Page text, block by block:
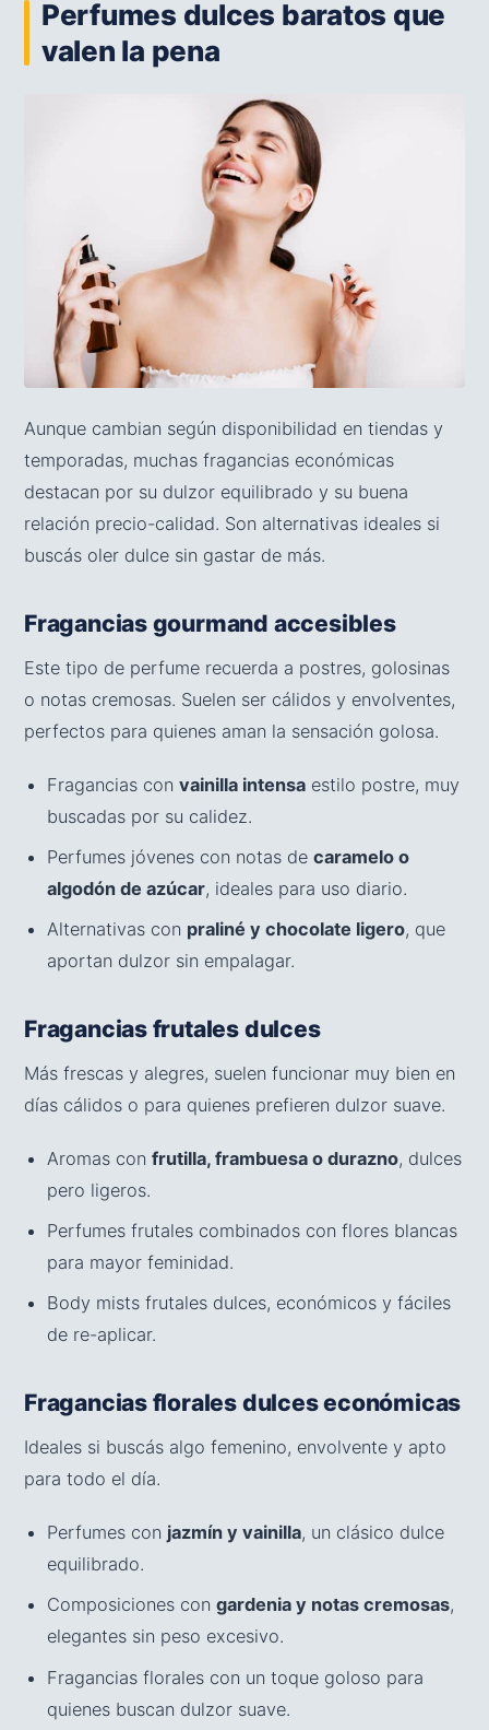
Perfumes dulces baratos que
valen la pena
Aunque cambian según disponibilidad en tiendas y
temporadas, muchas fragancias económicas
destacan por su dulzor equilibrado y su buena
relación precio-calidad. Son alternativas ideales si
buscás oler dulce sin gastar de más.
Fragancias gourmand accesibles
Este tipo de perfume recuerda a postres, golosinas
o notas cremosas. Suelen ser cálidos y envolventes,
perfectos para quienes aman la sensación golosa.
Fragancias convainilla intensa estilo postre, muy
buscadas por su calidez.
Perfumes jóvenes con notas decaramelo o
algodón de azúcar, ideales para uso diario.
Alternativas con praliné y chocolate ligero, que
aportan dulzor sin empalagar.
Fragancias frutales dulces
Más frescas y alegres, suelen funcionar muy bien en
días cálidos o para quienes prefieren dulzor suave.
Aromas confrutilla, frambuesa o durazno, dulces
pero ligeros.
Perfumes frutales combinados con flores blancas
para mayor feminidad.
Body mists frutales dulces, económicos y fáciles
de re-aplicar.
Fragancias florales dulces económicas
Ideales si buscás algo femenino, envolvente y apto
para todo el día.
Perfumes con jazmín y vainilla, un clásico dulce
equilibrado.
Composiciones congardenia y notas cremosas,
elegantes sin peso excesivo.
Fragancias florales con un toque goloso para
quienes buscan dulzor suave.